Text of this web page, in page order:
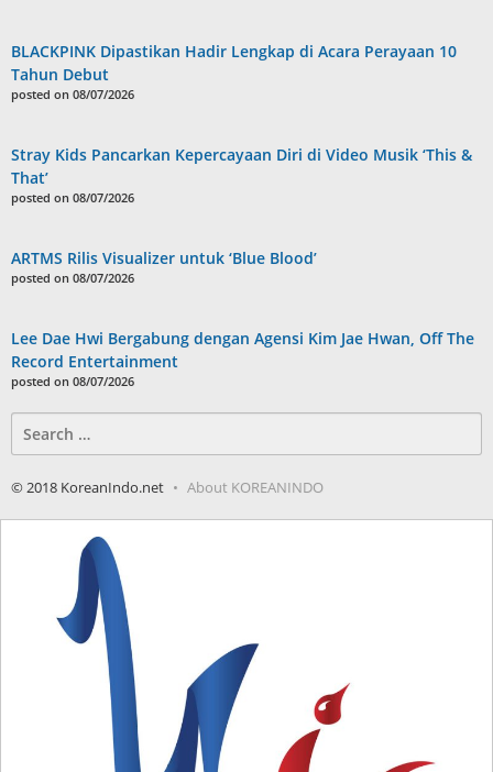
BLACKPINK Dipastikan Hadir Lengkap di Acara Perayaan 10
Tahun Debut
posted on 08/07/2026
Stray Kids Pancarkan Kepercayaan Diri di Video Musik ‘This &
That’
posted on 08/07/2026
ARTMS Rilis Visualizer untuk ‘Blue Blood’
posted on 08/07/2026
Lee Dae Hwi Bergabung dengan Agensi Kim Jae Hwan, Off The
Record Entertainment
posted on 08/07/2026
for:
© 2018 KoreanIndo.net About KOREANINDO